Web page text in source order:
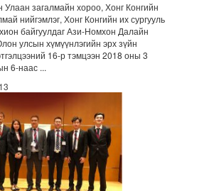
загалмайн хороо, Хонг Конгийн
нийгэмлэг, Хонг Конгийн их сургууль
байгуулдаг Ази-Номхон Далайн
улсын хүмүүнлэгийн эрх зүйн
16-р тэмцээн 2018 оны 3
6-наас ...